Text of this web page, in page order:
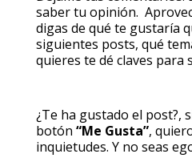
saber tu opinión.
digas de qué te gustaría
siguientes posts, qué
quieres te dé claves para
¿Te ha gustado el post?,
botón “Me Gusta”,
inquietudes. Y no seas